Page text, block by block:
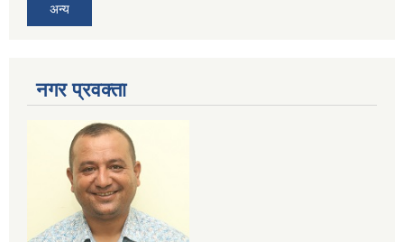
अन्य
नगर प्रव‌क्ता